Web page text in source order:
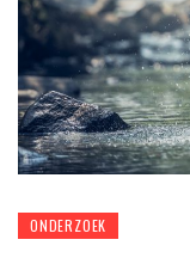
ONDERZOEK